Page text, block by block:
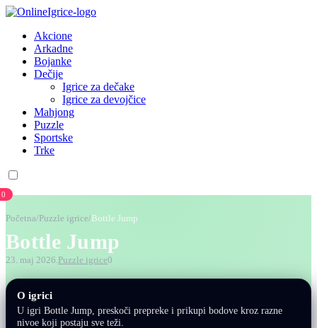
Akcione
Arkadne
Bojanke
Dečije
Igrice za dečake
Igrice za devojčice
Mahjong
Puzzle
Sportske
Trke
0
Početna/ Puzzle igrice/ Bottle Jump
Bottle Jump
23. maj 2026.Puzzle igrice0
O igrici
U igri Bottle Jump, preskoči prepreke i prikupi bodove kroz razne
nivoe koji postaju sve teži.